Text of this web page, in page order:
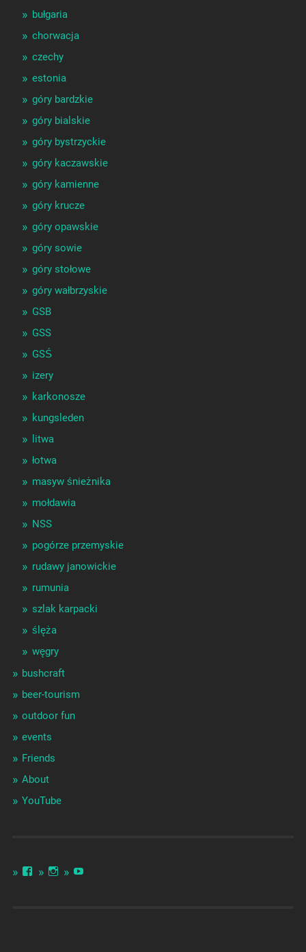
bułgaria
chorwacja
czechy
estonia
góry bardzkie
góry bialskie
góry bystrzyckie
góry kaczawskie
góry kamienne
góry krucze
góry opawskie
góry sowie
góry stołowe
góry wałbrzyskie
GSB
GSS
GSŚ
izery
karkonosze
kungsleden
litwa
łotwa
masyw śnieżnika
mołdawia
NSS
pogórze przemyskie
rudawy janowickie
rumunia
szlak karpacki
ślęża
węgry
bushcraft
beer-tourism
outdoor fun
events
Friends
About
YouTube